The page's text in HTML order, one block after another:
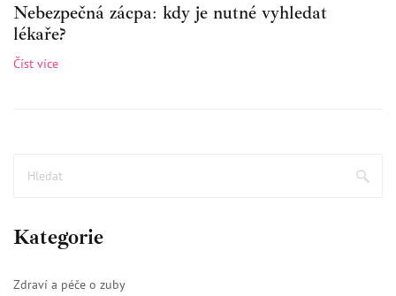
Nebezpečná zácpa: kdy je nutné vyhledat
lékaře?
Číst více
Kategorie
Zdraví a péče o zuby